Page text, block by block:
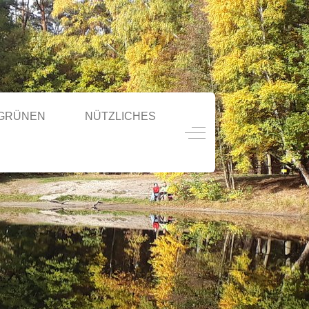
NÜTZLICHES
Off-Canvas Toggle